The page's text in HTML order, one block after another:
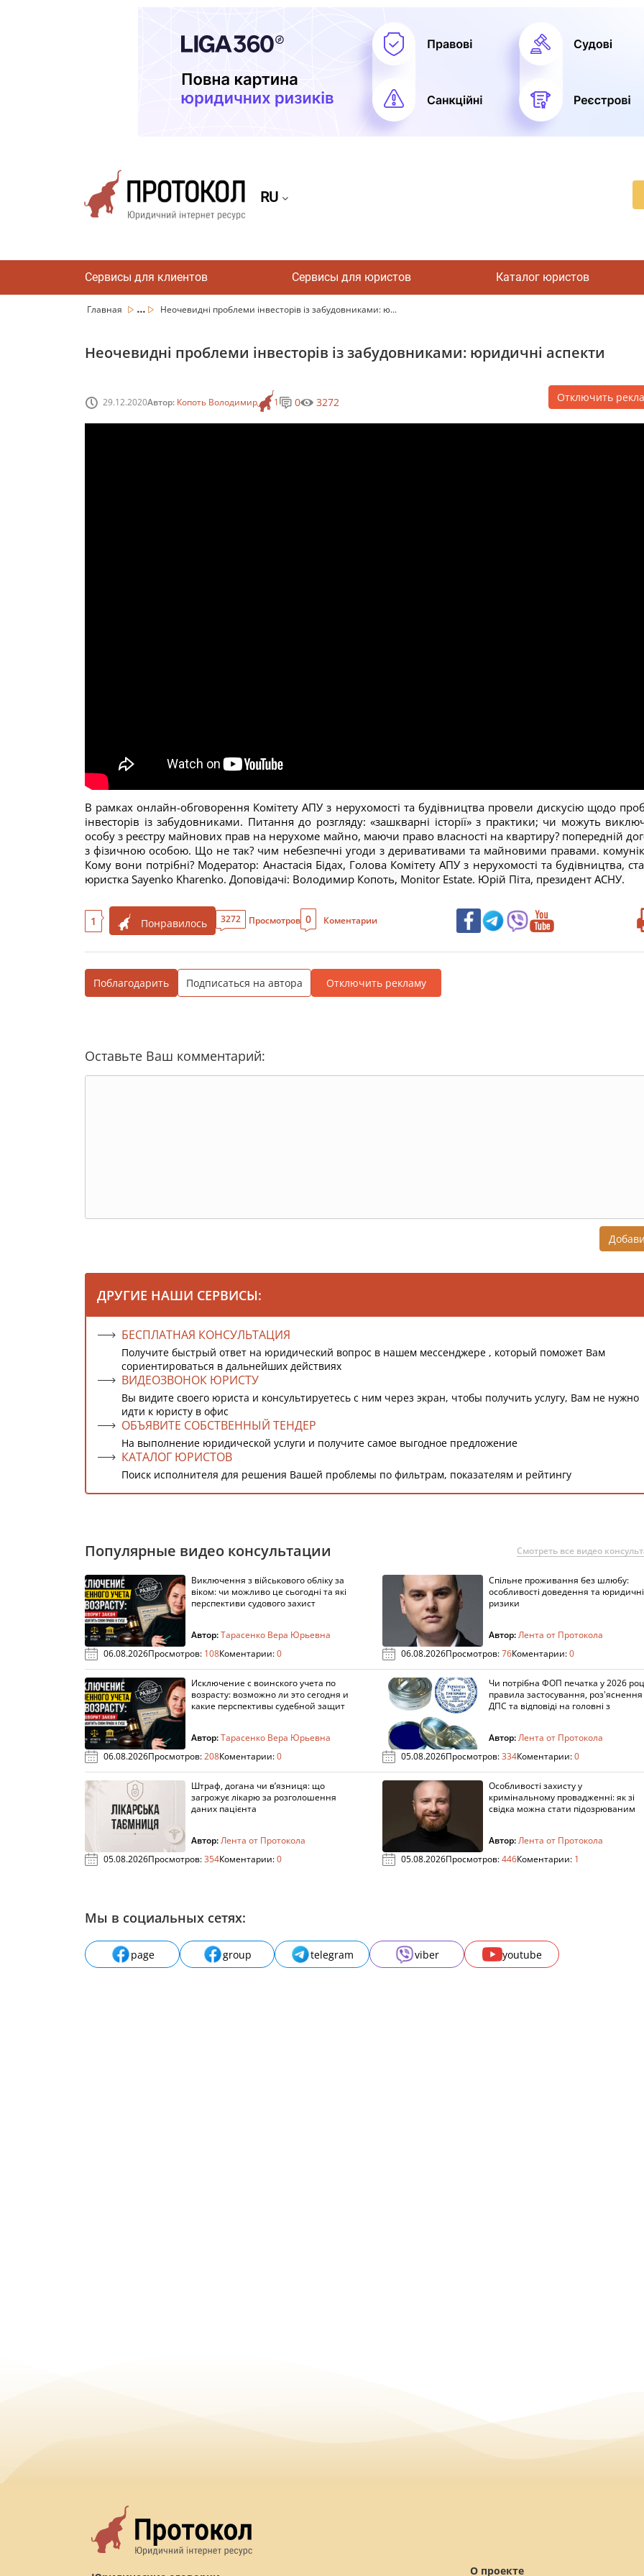
RU
Сервисы для клиентов Сервисы для юристов Каталог юристов
Главная ... Неочевидні проблеми інвесторів із забудовниками: ю...
Неочевидні проблеми інвесторів із забудовниками: юридичні аспекти
29.12.2020Автор: Копоть Володимир 1 0 3272 Отключить
В рамках онлайн-обговорення Комітету АПУ з нерухомості та будівництва провели дискусію щодо
інвесторів із забудовниками. Питання до розгляду: «зашкварні історії» з практики; чи можуть
особу з реєстру майнових прав на нерухоме майно, маючи право власності на квартиру? попередній
з фізичною особою. Що не так? чим небезпечні угоди з деривативами та майновими правами.
Кому вони потрібні? Модератор: Анастасія Бідах, Голова Комітету АПУ з нерухомості та будівництва,
юристка Sayenko Kharenko. Доповідачі: Володимир Копоть, Monitor Estate. Юрій Піта, президент АСНУ.
1 Понравилось 3272 Просмотров 0 Коментарии
Поблагодарить Подписаться на автора Отключить рекламу
Оставьте Ваш комментарий:
ДРУГИЕ НАШИ СЕРВИСЫ:
БЕСПЛАТНАЯ КОНСУЛЬТАЦИЯ
Получите быстрый ответ на юридический вопрос в нашем мессенджере , который поможет Вам
сориентироваться в дальнейших действиях
ВИДЕОЗВОНОК ЮРИСТУ
Вы видите своего юриста и консультируетесь с ним через экран, чтобы получить услугу, Вам не нужно
идти к юристу в офис
ОБЪЯВИТЕ СОБСТВЕННЫЙ ТЕНДЕР
На выполнение юридической услуги и получите самое выгодное предложение
КАТАЛОГ ЮРИСТОВ
Поиск исполнителя для решения Вашей проблемы по фильтрам, показателям и рейтингу
Популярные видео консультации Смотреть все видео
Виключення з військового обліку за
віком: чи можливо це сьогодні та які
перспективи судового захист
Автор:Тарасенко Вера Юрьевна
06.08.2026Просмотров: 108Коментарии:0
Спільне проживання без шлюбу:
особливості доведення та юридичні
ризики
Автор:Лента от Протокола
06.08.2026Просмотров:76Коментарии:0
Исключение с воинского учета по
возрасту: возможно ли это сегодня и
какие перспективы судебной защит
Автор:Тарасенко Вера Юрьевна
06.08.2026Просмотров:208Коментарии:0
Чи потрібна ФОП печатка у 2026
правила застосування, роз'яснення
ДПС та відповіді на головні з
Автор:Лента от Протокола
05.08.2026Просмотров:334Коментарии:0
Штраф, догана чи в’язниця: що
загрожує лікарю за розголошення
даних пацієнта
Автор:Лента от Протокола
05.08.2026Просмотров:354Коментарии:0
Особливості захисту у
кримінальному провадженні: як зі
свідка можна стати підозрюваним
Автор:Лента от Протокола
05.08.2026Просмотров:446Коментарии: 1
Мы в социальных сетях:
page group telegram viber youtube
О проекте